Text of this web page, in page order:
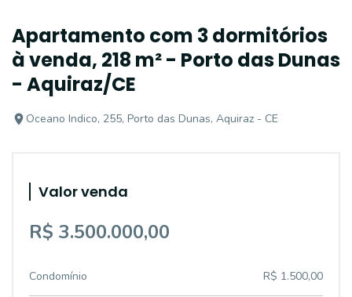
Apartamento com 3 dormitórios
à venda, 218 m² - Porto das Dunas
- Aquiraz/CE
Oceano Indico, 255, Porto das Dunas, Aquiraz - CE
Valor venda
R$ 3.500.000,00
Condomínio R$ 1.500,00